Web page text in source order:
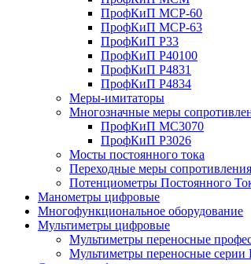
ПрофКиП МСР-60
ПрофКиП МСР-63
ПрофКиП Р33
ПрофКиП Р40100
ПрофКиП Р4831
ПрофКиП Р4834
Меры-имитаторы
Многозначные меры
ПрофКиП МС3070
ПрофКиП Р3026
Мосты постоянного тока
Переходные меры сопротивления
Потенциометры Постоянного
Манометры цифровые
Многофункциональное оборудование
Мультиметры цифровые
Мультиметры переносные
Мультиметры переносные